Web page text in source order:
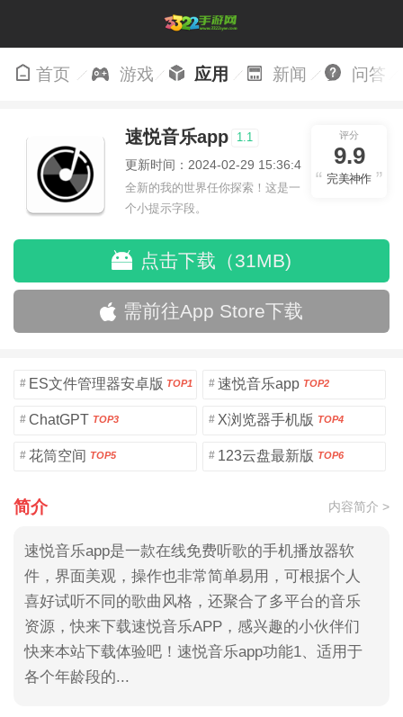
首页 游戏 应用 新闻 问答
速悦音乐app 1.1
更新时间：2024-02-29 15:36:40
全新的我的世界任你探索！这是一
个小提示字段。
评分
9.9
完美神作
点击下载（31MB)
需前往App Store下载
# ES文件管理器安卓版 TOP1 # 速悦音乐app TOP2
# ChatGPT TOP3 # X浏览器手机版 TOP4
# 花筒空间 TOP5 # 123云盘最新版 TOP6
简介 内容简介 >
速悦音乐app是一款在线免费听歌的手机播放器软
件，界面美观，操作也非常简单易用，可根据个人
喜好试听不同的歌曲风格，还聚合了多平台的音乐
资源，快来下载速悦音乐APP，感兴趣的小伙伴们
快来本站下载体验吧！速悦音乐app功能1、适用于
各个年龄段的...